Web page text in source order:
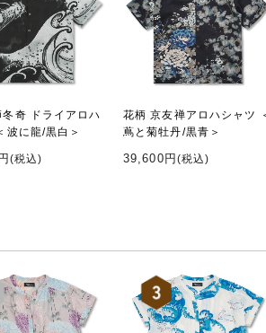
冬奇 ドライアロハ
波に龍/黒白＞
(税込)
花柄 京友禅アロハシャツ
蔦と菊牡丹/黒青＞
39,600円 (税込)